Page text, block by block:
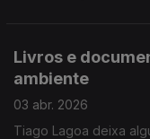
Livros e
ambiente
03 abr. 2026
Tiago Lagoa deixa